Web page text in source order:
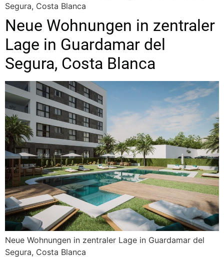
Segura, Costa Blanca
Neue Wohnungen in zentraler
Lage in Guardamar del
Segura, Costa Blanca
Neue Wohnungen in zentraler Lage in Guardamar del
Segura, Costa Blanca